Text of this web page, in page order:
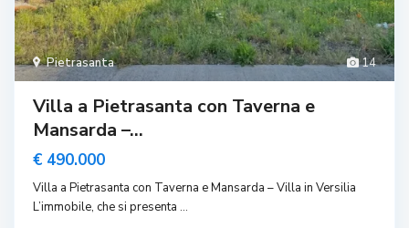
14
Pietrasanta
Villa a Pietrasanta con Taverna e
Mansarda –...
€ 490.000
Villa a Pietrasanta con Taverna e Mansarda – Villa in Versilia
L’immobile, che si presenta...